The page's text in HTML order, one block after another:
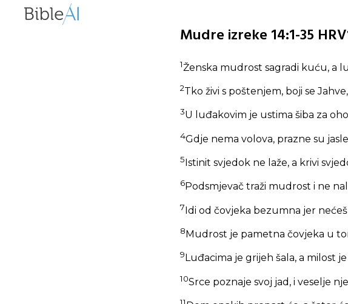
Mudre izreke 14:1-35
1Ženska mudrost sagradi kuću, a
2Tko živi s poštenjem, boji se
3U luđakovim je ustima šiba za
4Gdje nema volova, prazne su
5 Istinit svjedok ne laže, a krivi
6Podsmjevač traži mudrost i ne
7Idi od čovjeka bezumna jer
8 Mudrost je pametna čovjeka u
9 Luđacima je grijeh šala, a milost
10Srce poznaje svoj jad, i veselje